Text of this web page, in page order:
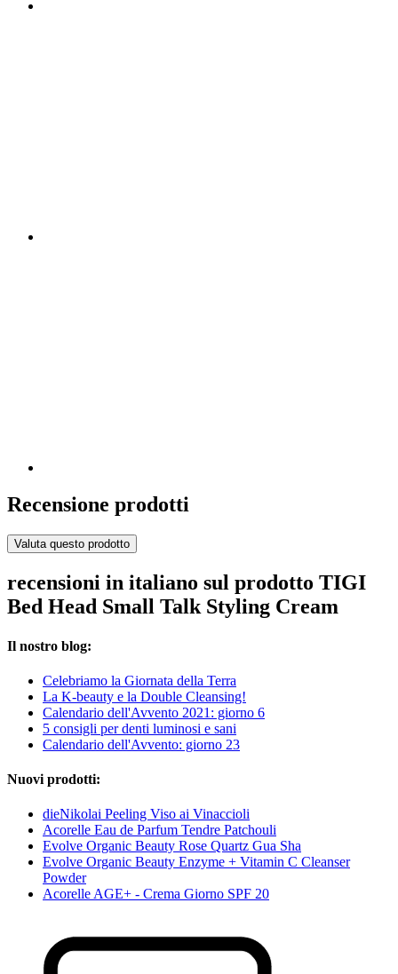
Recensione prodotti
Valuta questo prodotto
recensioni in italiano sul prodotto TIGI
Bed Head Small Talk Styling Cream
Il nostro blog:
Celebriamo la Giornata della Terra
La K-beauty e la Double Cleansing!
Calendario dell'Avvento 2021: giorno 6
5 consigli per denti luminosi e sani
Calendario dell'Avvento: giorno 23
Nuovi prodotti:
dieNikolai Peeling Viso ai Vinaccioli
Acorelle Eau de Parfum Tendre Patchouli
Evolve Organic Beauty Rose Quartz Gua Sha
Evolve Organic Beauty Enzyme + Vitamin C Cleanser
Powder
Acorelle AGE+ - Crema Giorno SPF 20